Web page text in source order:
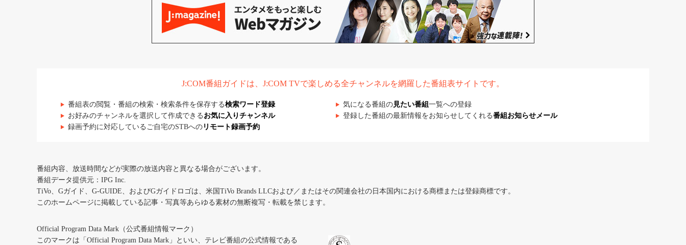
J:COM番組ガイドは、J:COM TVで楽しめる全チャンネルを網羅した番組表サイトです。
番組表の閲覧・番組の検索・検索条件を保存する検索ワード登録 気になる番組の見たい番組 一覧への登録
お好みのチャンネルを選択して作成できる お気に入りチャンネル 登録した番組の最新情報をお知らせしてくれる番組お知らせメール
録画予約に対応しているご自宅のSTBへの リモート録画予約
番組内容、放送時間などが実際の放送内容と異なる場合がございます。
番組データ提供元：IPG Inc.
TiVo、Gガイド、G-GUIDE、およびGガイドロゴは、米国TiVo Brands LLCおよび／またはその関連会社の日本国内における商標または登録商標です。
このホームページに掲載している記事・写真等あらゆる素材の無断複写・転載を禁じます。
Official Program Data Mark（公式番組情報マーク）
このマークは「Official Program Data Mark」といい、テレビ番組の公式情報である